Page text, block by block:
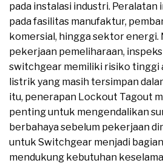
pada instalasi industri. Peralatan
pada fasilitas manufaktur,
komersial, hingga sektor energi.
pekerjaan pemeliharaan,
switchgear memiliki risiko tinggi
listrik yang masih tersimpan
itu, penerapan Lockout Tagout
penting untuk mengendalikan
berbahaya sebelum pekerjaan
untuk Switchgear menjadi
mendukung kebutuhan